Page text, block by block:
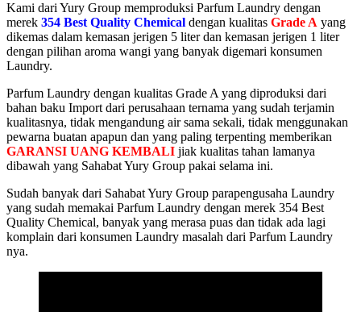
Kami dari Yury Group memproduksi Parfum Laundry dengan
merek 354 Best Quality Chemical dengan kualitas Grade A yang
dikemas dalam kemasan jerigen 5 liter dan kemasan jerigen 1 liter
dengan pilihan aroma wangi yang banyak digemari konsumen
Laundry.
Parfum Laundry dengan kualitas Grade A yang diproduksi dari
bahan baku Import dari perusahaan ternama yang sudah terjamin
kualitasnya, tidak mengandung air sama sekali, tidak menggunakan
pewarna buatan apapun dan yang paling terpenting memberikan
GARANSI UANG KEMBALI jiak kualitas tahan lamanya
dibawah yang Sahabat Yury Group pakai selama ini.
Sudah banyak dari Sahabat Yury Group parapengusaha Laundry
yang sudah memakai Parfum Laundry dengan merek 354 Best
Quality Chemical, banyak yang merasa puas dan tidak ada lagi
komplain dari konsumen Laundry masalah dari Parfum Laundry
nya.